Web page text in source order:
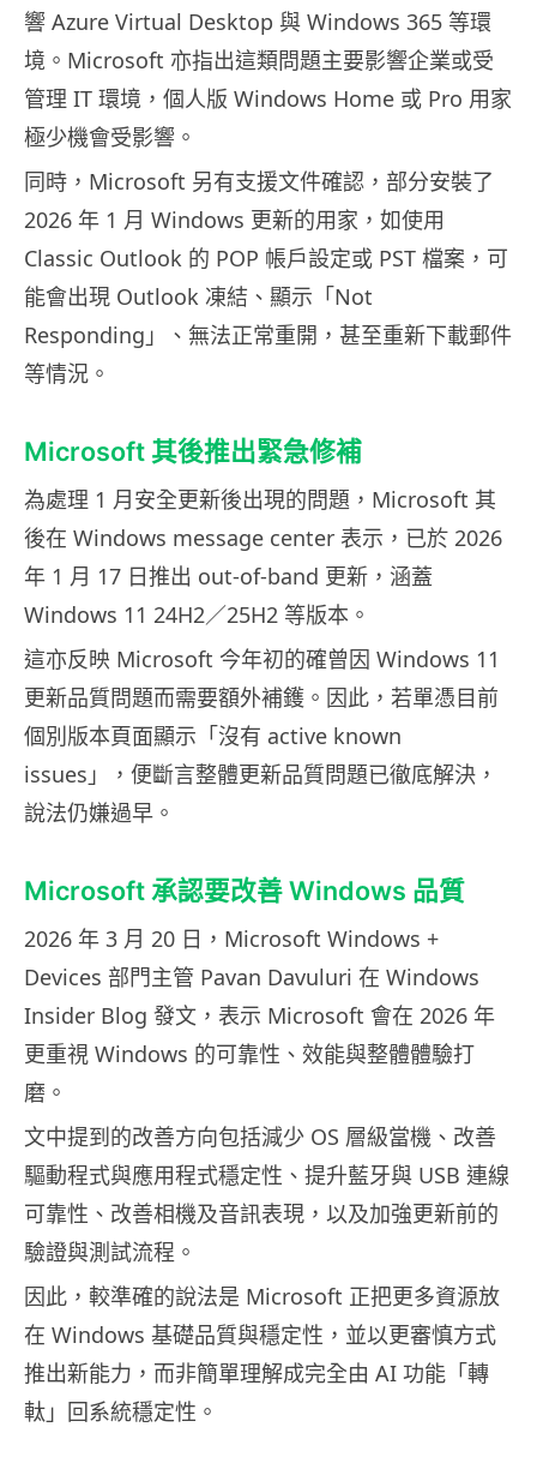
響 Azure Virtual Desktop 與 Windows 365 等環
境。Microsoft 亦指出這類問題主要影響企業或受
管理 IT 環境，個人版 Windows Home 或 Pro 用家
極少機會受影響。
同時，Microsoft 另有支援文件確認，部分安裝了
2026 年 1 月 Windows 更新的用家，如使用
Classic Outlook 的 POP 帳戶設定或 PST 檔案，可
能會出現 Outlook 凍結、顯示「Not
Responding」、無法正常重開，甚至重新下載郵件
等情況。
Microsoft 其後推出緊急修補
為處理 1 月安全更新後出現的問題，Microsoft 其
後在 Windows message center 表示，已於 2026
年 1 月 17 日推出 out-of-band 更新，涵蓋
Windows 11 24H2／25H2 等版本。
這亦反映 Microsoft 今年初的確曾因 Windows 11
更新品質問題而需要額外補鑊。因此，若單憑目前
個別版本頁面顯示「沒有 active known
issues」，便斷言整體更新品質問題已徹底解決，
說法仍嫌過早。
Microsoft 承認要改善 Windows 品質
2026 年 3 月 20 日，Microsoft Windows +
Devices 部門主管 Pavan Davuluri 在 Windows
Insider Blog 發文，表示 Microsoft 會在 2026 年
更重視 Windows 的可靠性、效能與整體體驗打
磨。
文中提到的改善方向包括減少 OS 層級當機、改善
驅動程式與應用程式穩定性、提升藍牙與 USB 連線
可靠性、改善相機及音訊表現，以及加強更新前的
驗證與測試流程。
因此，較準確的說法是 Microsoft 正把更多資源放
在 Windows 基礎品質與穩定性，並以更審慎方式
推出新能力，而非簡單理解成完全由 AI 功能「轉
軚」回系統穩定性。